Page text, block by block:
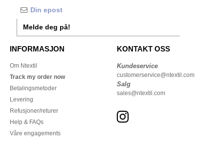
Melde deg på!
INFORMASJON
Om Ntextil
Track my order now
Betalingsmetoder
Levering
Refusjoner/returer
Help & FAQs
Våre engagements
KONTAKT OSS
Kundeservice
customerservice@ntextil.com
Salg
sales@ntextil.com